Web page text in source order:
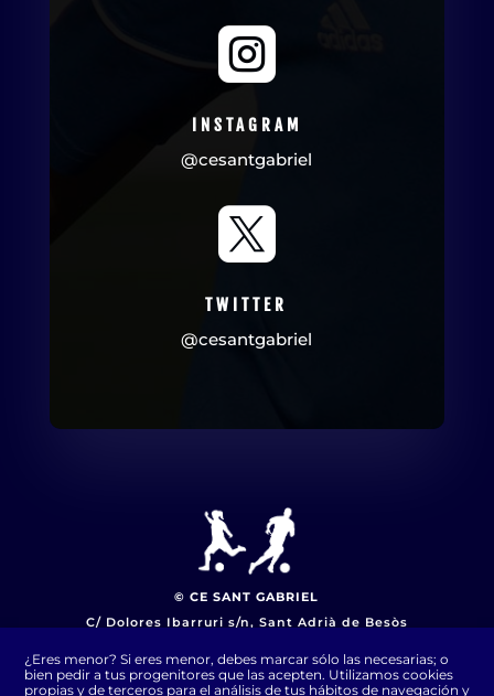

INSTAGRAM
@cesantgabriel

TWITTER
@cesantgabriel
© CE SANT GABRIEL
C/ Dolores Ibarruri s/n, Sant Adrià de Besòs
¿Eres menor? Si eres menor, debes marcar sólo las necesarias; o
bien pedir a tus progenitores que las acepten. Utilizamos cookies
propias y de terceros para el análisis de tus hábitos de navegación y